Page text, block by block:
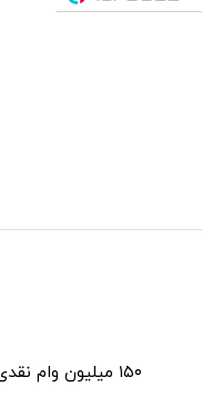
۱۵۰ میلیون وام نقدی، فقط با چند کلیک با یک چک صیادی